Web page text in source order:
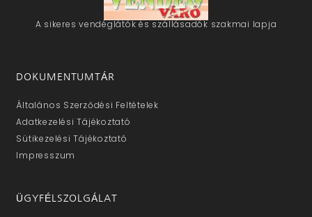
A sikeres vendéglátók és szállásadók szakmai lapja
DOKUMENTUMTÁR
Általános Szerződési Feltételek
Adatkezelési Tájékoztató
Sütikezelési Tájékoztató
Impresszum
ÜGYFÉLSZOLGÁLAT